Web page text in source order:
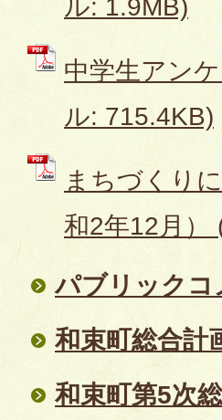
ル: 1.9MB)
中学生アン
ル: 715.4KB)
まちづくり
和2年12月）
パブリックコ
和束町総合計
和束町第5次